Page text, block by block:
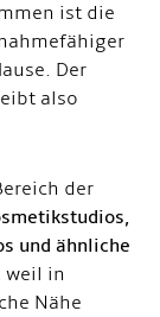
ist die
Der
also
der
und ähnliche
weil in
Nähe